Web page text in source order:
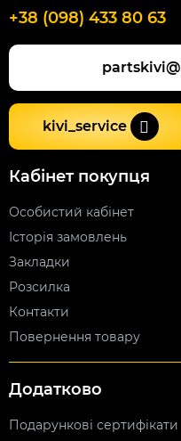
+38 (098) 433 80 63
kivi_service
Кабінет покупця
Особистий кабінет
Історія замовлень
Закладки
Розсилка
Контакти
Повернення товару
Додатково
Подарункові сертифікати